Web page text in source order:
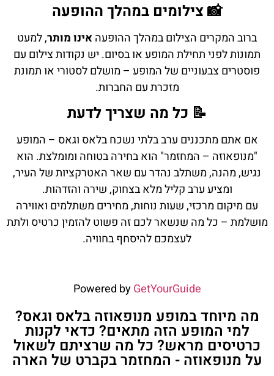
📸 צילומים במהלך ההופעה
ברוב המקרים הצילום במהלך ההופעהאינו מותר, למעט
תמונות לפני תחילת המופע או בסיום. יש נקודות צילום עם
פוסטרים צבעוניים של המופע – מושלם לסטורי או תמונת
מזכרת עם החברות.
📝 כל מה שצריך לדעת
אם אתם מתכננים ערב בלתי נשכח בלאס וגאס – המופע
"מנופאוזה – המחזמר" הוא בחירה בטוחה ומומלצת. הוא
נגיש, מהנה, משתלב נהדר עם שאר האטרקציות של העיר,
ומציע ערב קליל מלא בצחוק, שירה והזדהות.
עם מיקום מרכזי, שעות נוחות, מחירים משתלמים ואווירה
מושלמת – כל מה שנשאר לכם זה פשוט להזמין כרטיס ולתת
לעצמכם להיסחף בחוויה.
Powered byGetYourGuide
מה מיוחד במופע מנופאוזה בלאס וגאס?
למי המופע הזה מתאים? כדאי לקנות
כרטיסים מראש? כל מה שרציתם לשאול
על מנופאוזה - המחזמר בקברט של הארה